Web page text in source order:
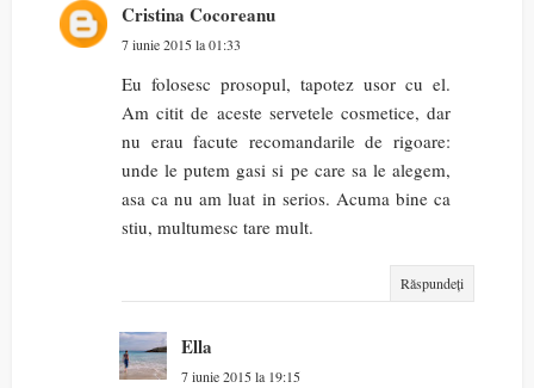
Cristina Cocoreanu
7 iunie 2015 la 01:33
Eu folosesc prosopul, tapotez usor cu el.
Am citit de aceste servetele cosmetice, dar
nu erau facute recomandarile de rigoare:
unde le putem gasi si pe care sa le alegem,
asa ca nu am luat in serios. Acuma bine ca
stiu, multumesc tare mult.
Răspundeți
Ella
7 iunie 2015 la 19:15